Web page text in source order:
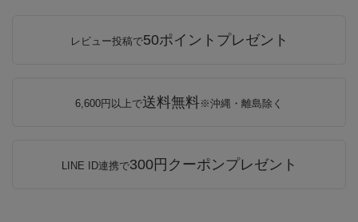
レビュー投稿で50ポイントプレゼント
6,600円以上で送料無料※沖縄・離島除く
LINE ID連携で300円クーポンプレゼント